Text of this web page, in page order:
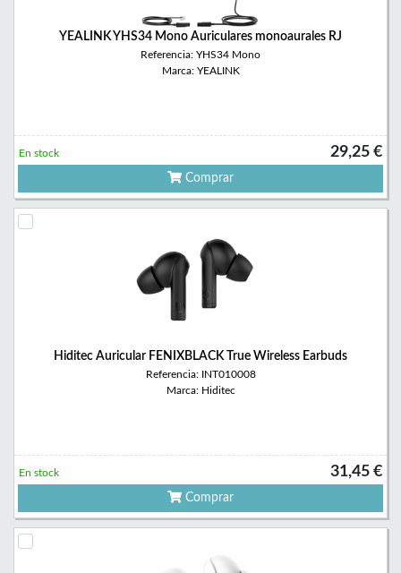
YEALINK YHS34 Mono Auriculares monoaurales RJ
Referencia: YHS34 Mono
Marca: YEALINK
29,25 €
En stock
Comprar
Hiditec Auricular FENIXBLACK True Wireless Earbuds
Referencia: INT010008
Marca: Hiditec
31,45 €
En stock
Comprar